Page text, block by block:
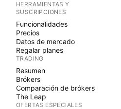
HERRAMIENTAS Y
SUSCRIPCIONES
Funcionalidades
Precios
Datos de mercado
Regalar planes
TRADING
Resumen
Brókers
Comparación de brókers
The Leap
OFERTAS ESPECIALES